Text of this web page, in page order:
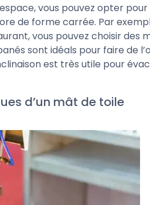
vous pouvez opter
de forme carrée. Par
vous pouvez choisir des
sont idéals pour faire de
est très utile pour
d’un mât de toile